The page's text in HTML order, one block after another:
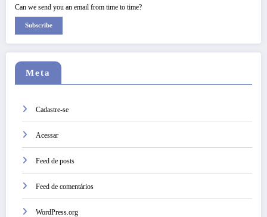
Can we send you an email from time to time?
Subscribe
Meta
Cadastre-se
Acessar
Feed de posts
Feed de comentários
WordPress.org